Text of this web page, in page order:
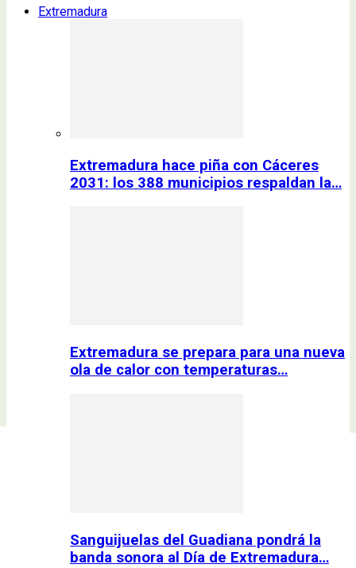
Extremadura
Extremadura hace piña con Cáceres
2031: los 388 municipios respaldan la…
Extremadura se prepara para una nueva
ola de calor con temperaturas…
Sanguijuelas del Guadiana pondrá la
banda sonora al Día de Extremadura…